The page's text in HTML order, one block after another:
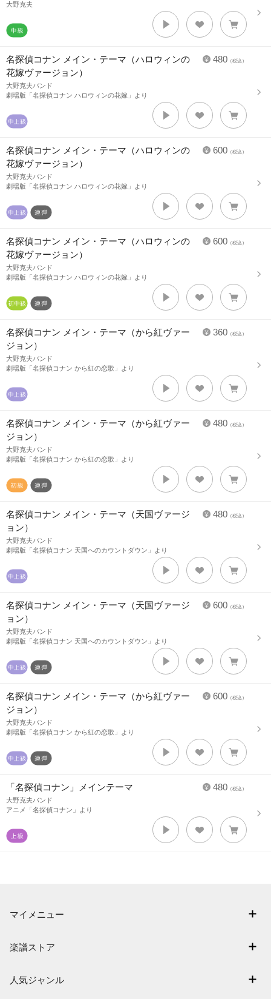
大野克夫
480 （税込）
名探偵コナン メイン・テーマ（ハロウィンの
花嫁ヴァージョン）
大野克夫バンド
劇場版「名探偵コナン ハロウィンの花嫁」より
600 （税込）
名探偵コナン メイン・テーマ（ハロウィンの
花嫁ヴァージョン）
大野克夫バンド
劇場版「名探偵コナン ハロウィンの花嫁」より
600 （税込）
名探偵コナン メイン・テーマ（ハロウィンの
花嫁ヴァージョン）
大野克夫バンド
劇場版「名探偵コナン ハロウィンの花嫁」より
360 （税込）
名探偵コナン メイン・テーマ（から紅ヴァー
ジョン）
大野克夫バンド
劇場版「名探偵コナン から紅の恋歌」より
480 （税込）
名探偵コナン メイン・テーマ（から紅ヴァー
ジョン）
大野克夫バンド
劇場版「名探偵コナン から紅の恋歌」より
480 （税込）
名探偵コナン メイン・テーマ（天国ヴァージ
ョン）
大野克夫バンド
劇場版「名探偵コナン 天国へのカウントダウン」より
600 （税込）
名探偵コナン メイン・テーマ（天国ヴァージ
ョン）
大野克夫バンド
劇場版「名探偵コナン 天国へのカウントダウン」より
600 （税込）
名探偵コナン メイン・テーマ（から紅ヴァー
ジョン）
大野克夫バンド
劇場版「名探偵コナン から紅の恋歌」より
480 （税込）
「名探偵コナン」メインテーマ
大野克夫バンド
アニメ「名探偵コナン」より
マイメニュー
退会はこちら
楽譜ストア
人気ジャンル